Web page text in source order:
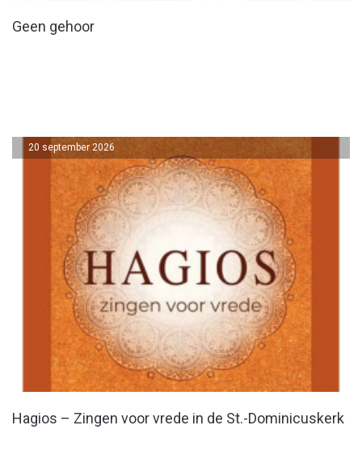
Geen gehoor
Hagios – Zingen voor vrede in de St.-Dominicuskerk
20 september 2026